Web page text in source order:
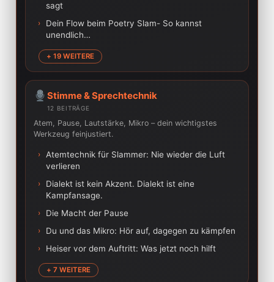
sagt
›
Dein Flow beim Poetry Slam- So kannst
unendlich…
+ 19 WEITERE
Stimme & Sprechtechnik
12 BEITRÄGE
Atem, Pause, Lautstärke, Mikro – dein wichtigstes
Werkzeug feinjustiert.
› Atemtechnik für Slammer: Nie wieder die Luft
verlieren
›
Dialekt ist kein Akzent. Dialekt ist eine
Kampfansage.
› Die Macht der Pause
› Du und das Mikro: Hör auf, dagegen zu kämpfen
› Heiser vor dem Auftritt: Was jetzt noch hilft
+ 7 WEITERE